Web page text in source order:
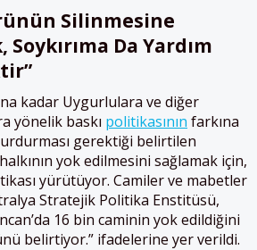
Silinmesine
Soykırıma Da Yardım
kadar Uygurlulara ve diğer
yönelik baskı politikasının farkına
gerektiği belirtilen
yok edilmesini sağlamak için,
yürütüyor. Camiler ve mabetler
Stratejik Politika Enstitüsü,
16 bin caminin yok edildiğini
belirtiyor.” ifadelerine yer verildi.